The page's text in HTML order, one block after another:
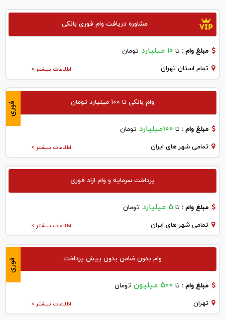
مشاوره دریافت وام فوری بانکی
مبلغ وام : تا ۱۰ میلیارد تومان
اطلاعات بیشتر > تمام استان تهران
فوری وام بانکی تا ۱۰۰ میلیارد تومان
مبلغ وام : تا 100میلیارد تومان
اطلاعات بیشتر > تمامی شهر های ایران
پرداخت سرمایه و وام ازاد فوری
مبلغ وام : تا 5 میلیارد تومان
اطلاعات بیشتر > تمامی شهر های ایران
فوری وام بدون ضامن بدون پیش پرداخت
مبلغ وام : تا 500 میلیون تومان
اطلاعات بیشتر > تهران